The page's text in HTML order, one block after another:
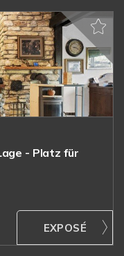
- Platz für